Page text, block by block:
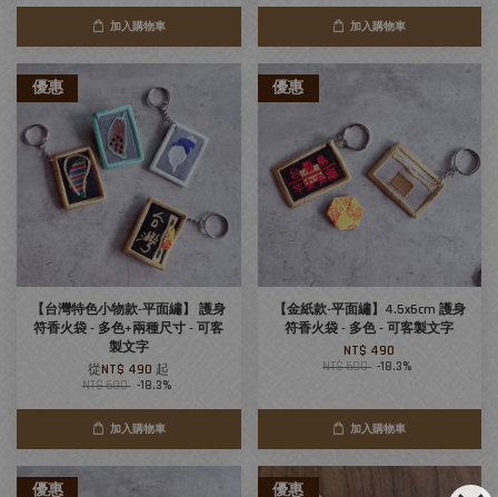
加入購物車 加入購物車
優惠
【台灣特色小物款-平面繡】 護身
符香火袋 - 多色+兩種尺寸 - 可客
製文字
從NT$ 490 起
NT$ 600 -18.3%
加入購物車
優惠
【金紙款-平面繡】4.5x6cm 護身
符香火袋 - 多色 - 可客製文字
NT$ 490
NT$ 600 -18.3%
加入購物車
優惠 優惠